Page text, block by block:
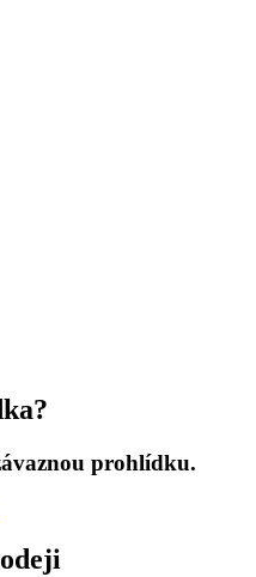
prohlídku.